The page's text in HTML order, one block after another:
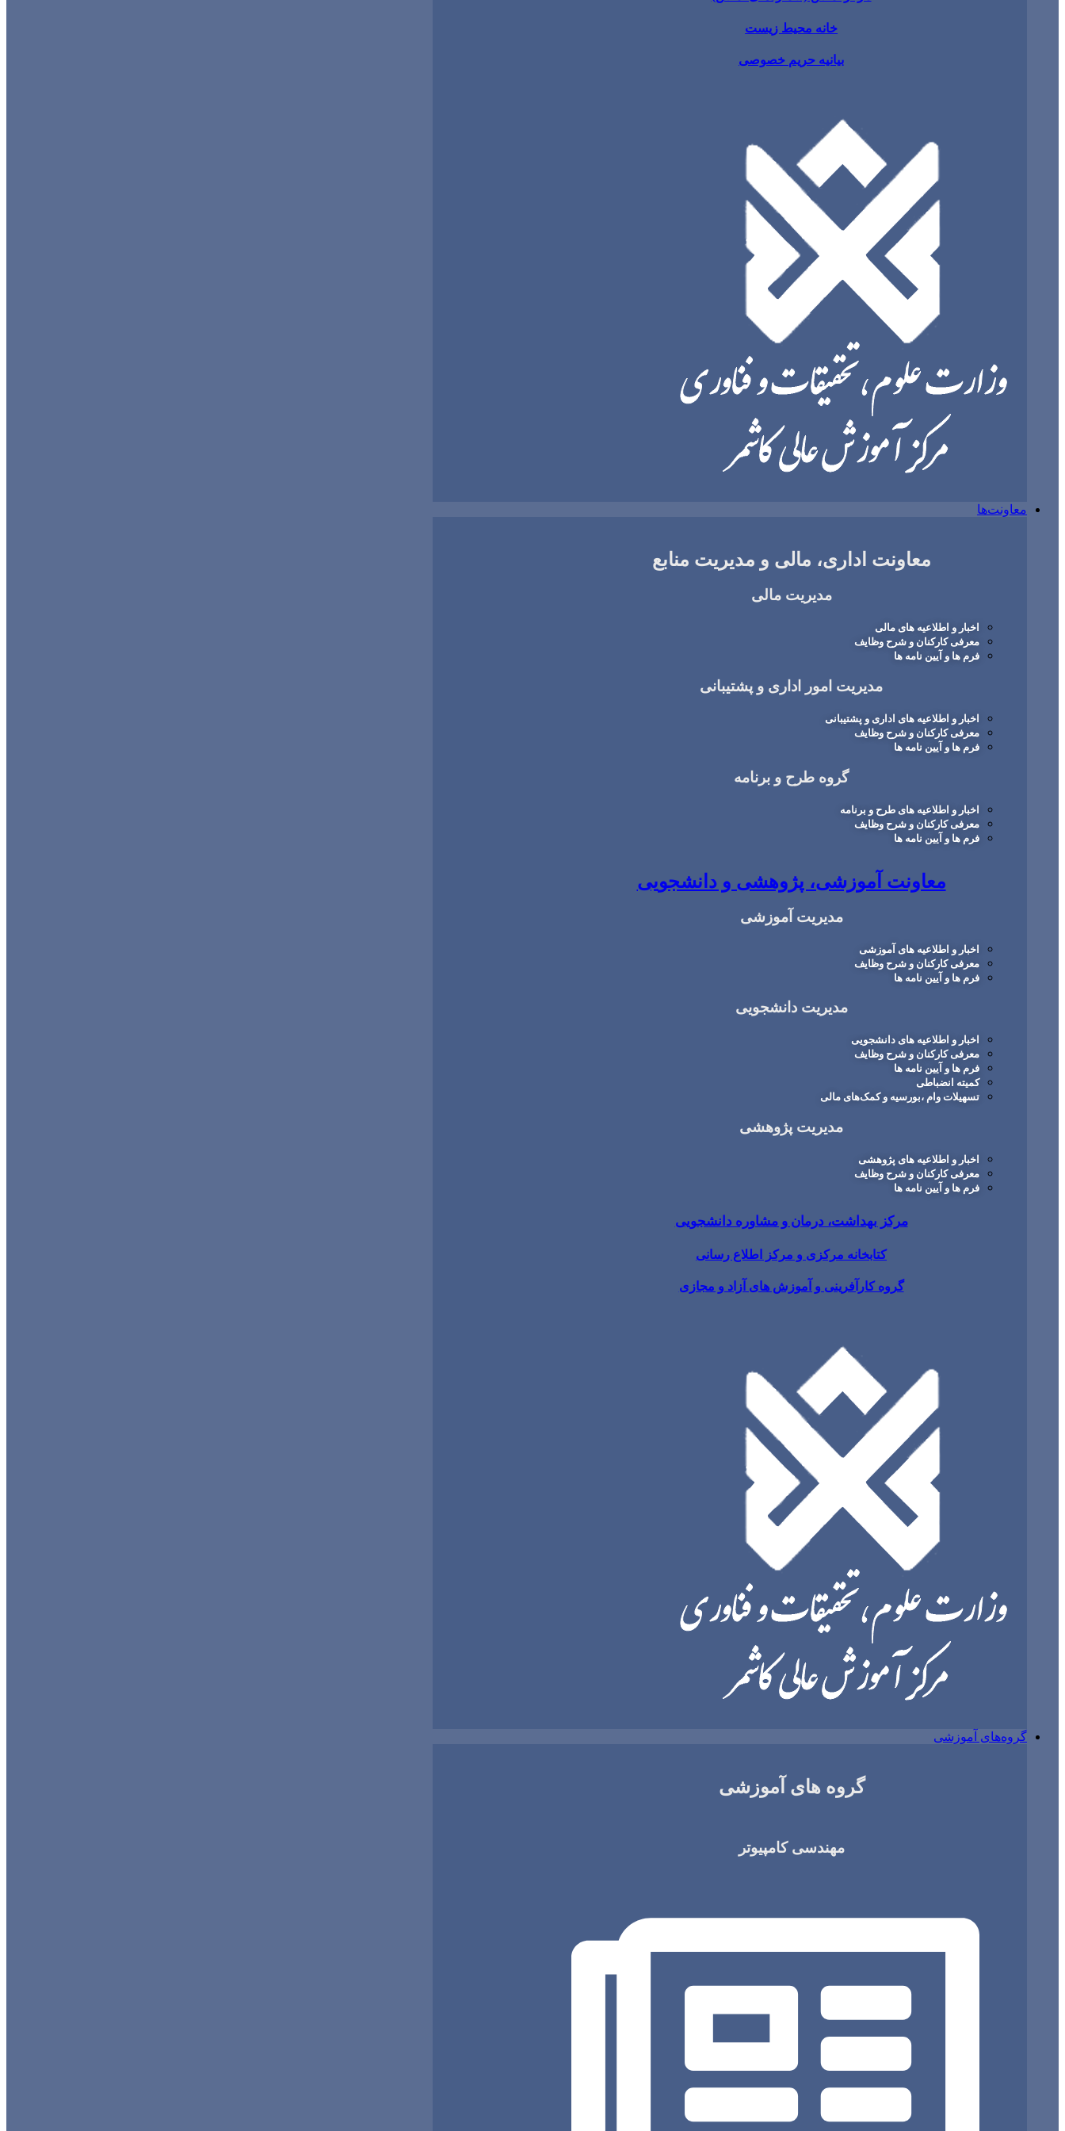
خانه محیط زیست
بیانیه حریم خصوصی
معاونت‌ها
معاونت اداری، مالی و مدیریت منابع
مدیریت مالی
اخبار و اطلاعیه های مالی
معرفی کارکنان و شرح وظایف
فرم ها و آیین نامه ها
مدیریت امور اداری و پشتیبانی
اخبار و اطلاعیه های اداری و پشتیبانی
معرفی کارکنان و شرح وظایف
فرم ها و آیین نامه ها
گروه طرح و برنامه
اخبار و اطلاعیه های طرح و برنامه
معرفی کارکنان و شرح وظایف
فرم ها و آیین نامه ها
معاونت آموزشی، پژوهشی و دانشجویی
مدیریت آموزشی
اخبار و اطلاعیه های آموزشی
معرفی کارکنان و شرح وظایف
فرم ها و آیین نامه ها
مدیریت دانشجویی
اخبار و اطلاعیه های دانشجویی
معرفی کارکنان و شرح وظایف
فرم ها و آیین نامه ها
کمیته انضباطی
تسهیلات وام ،بورسیه و کمک‌های مالی
مدیریت پژوهشی
اخبار و اطلاعیه های پژوهشی
معرفی کارکنان و شرح وظایف
فرم ها و آیین نامه ها
مرکز بهداشت، درمان و مشاوره دانشجویی
کتابخانه مرکزی و مرکز اطلاع رسانی
گروه کارآفرینی و آموزش های آزاد و مجازی
گروه‌های آموزشی
گروه های آموزشی
مهندسی کامپیوتر